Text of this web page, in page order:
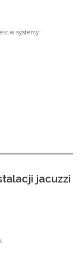
w systemy
jacuzzi